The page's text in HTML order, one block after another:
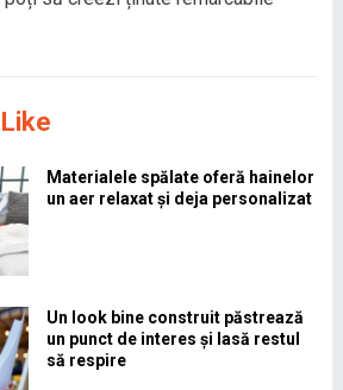
Materialele spălate oferă hainelor
un aer relaxat și deja personalizat
Un look bine construit păstrează
un punct de interes și lasă restul
să respire